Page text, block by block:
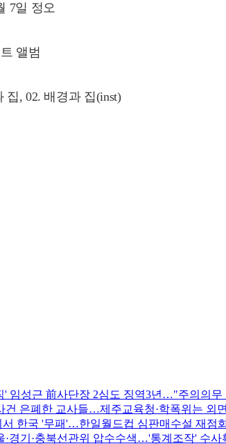
7일 정오
앨범
집, 02. 배경과 집(inst)
' 임성근 前사단장 2심도 징역3년…"주의의무
건 은폐한 교사들…제주교육청·학폭위는 외면
서 한국 '무패'…한일월드컵 심판매수설 재점
·경기·충북선관위 압수수색…'통계조작' 수사